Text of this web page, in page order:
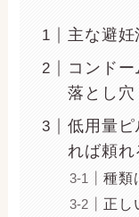
主な避
コンド
落とし穴
低用量ピ
れば頼れ
種類
正し